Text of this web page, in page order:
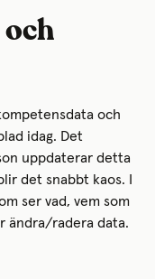
och
idag. Det
uppdaterar detta
det snabbt kaos. I
ser vad, vem som
ändra/radera data.